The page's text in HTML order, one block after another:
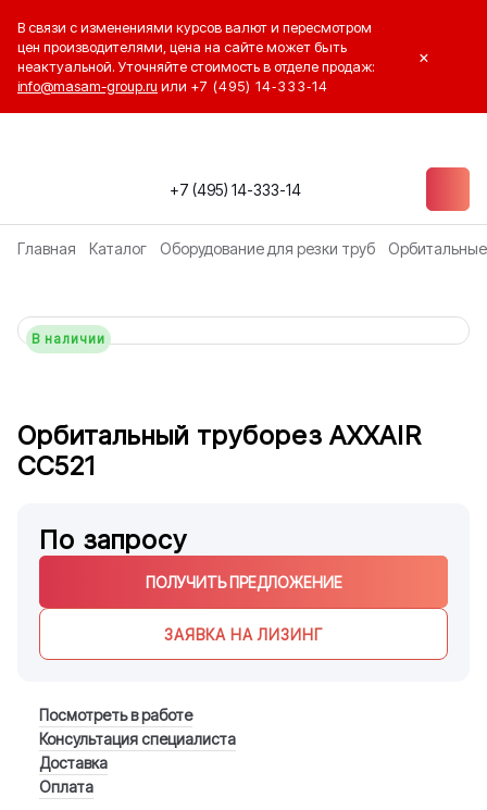
В связи с изменениями курсов валют и пересмотром
цен производителями, цена на сайте может быть
неактуальной. Уточняйте стоимость в отделе продаж:
info@masam-group.ru или +7 (495) 14‑333‑14
×
+7 (495) 14-333-14
Главная Каталог Оборудование для резки труб
В наличии
Орбитальный труборез AXXAIR
CC521
По запросу
ПОЛУЧИТЬ ПРЕДЛОЖЕНИЕ
ЗАЯВКА НА ЛИЗИНГ
Посмотреть в работе
Консультация специалиста
Доставка
Оплата